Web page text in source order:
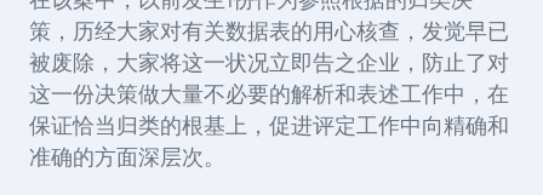
策，历经大家对有关数据表的用心核查，发觉早已
被废除，大家将这一状况立即告之企业，防止了对
这一份决策做大量不必要的解析和表述工作中，在
保证恰当归类的根基上，促进评定工作中向精确和
准确的方面深层次。